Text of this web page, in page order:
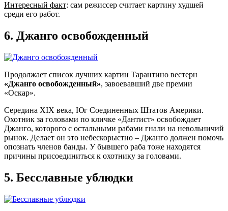
Интересный факт: сам режиссер считает картину худшей
среди его работ.
6. Джанго освобожденный
Продолжает список лучших картин Тарантино вестерн
«Джанго освобожденный», завоевавший две премии
«Оскар».
Середина XIX века, Юг Соединенных Штатов Америки.
Охотник за головами по кличке «Дантист» освобождает
Джанго, которого с остальными рабами гнали на невольничий
рынок. Делает он это небескорыстно – Джанго должен помочь
опознать членов банды. У бывшего раба тоже находятся
причины присоединиться к охотнику за головами.
5. Бесславные ублюдки